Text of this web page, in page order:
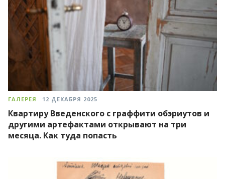
ГАЛЕРЕЯ 12 ДЕКАБРЯ 2025
Квартиру Введенского с граффити обэриутов и
другими артефактами открывают на три
месяца. Как туда попасть